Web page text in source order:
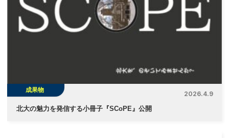
シ
ョ
成果物
2026.4.9
北大の魅力を発信する小冊子『SCoPE』公開